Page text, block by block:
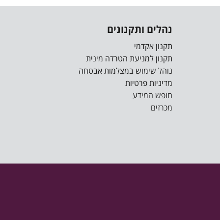
נהלים ותקנונים
תקנון אקדמי
תקנון למניעת הטרדה מינית
נוהל שימוש במצלמות אבטחה
מדיניות פרטיות
חופש המידע
מכרזים